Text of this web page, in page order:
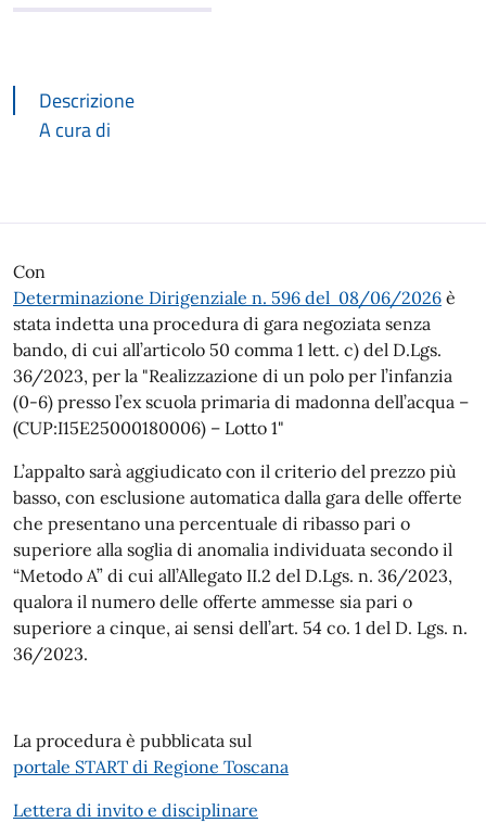
Descrizione
A cura di
Descrizione
Con
Determinazione Dirigenziale n. 596 del 08/06/2026 è
stata indetta una procedura di gara negoziata senza
bando, di cui all’articolo 50 comma 1 lett. c) del D.Lgs.
36/2023, per la "Realizzazione di un polo per l’infanzia
(0-6) presso l’ex scuola primaria di madonna dell’acqua –
(CUP:I15E25000180006) – Lotto 1"
L’appalto sarà aggiudicato con il criterio del prezzo più
basso, con esclusione automatica dalla gara delle offerte
che presentano una percentuale di ribasso pari o
superiore alla soglia di anomalia individuata secondo il
“Metodo A” di cui all’Allegato II.2 del D.Lgs. n. 36/2023,
qualora il numero delle offerte ammesse sia pari o
superiore a cinque, ai sensi dell’art. 54 co. 1 del D. Lgs. n.
36/2023.
La procedura è pubblicata sul
portale START di Regione Toscana
Lettera di invito e disciplinare